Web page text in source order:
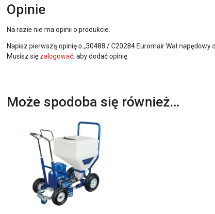
Opinie
Na razie nie ma opinii o produkcie.
Napisz pierwszą opinię o „30488 / C20284 Euromair Wał napędowy
Musisz się zalogować, aby dodać opinię.
Może spodoba się również…